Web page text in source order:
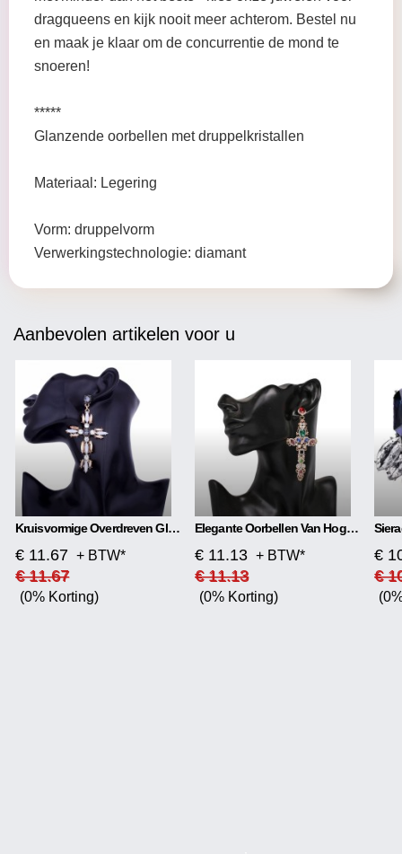
dragqueens en kijk nooit meer achterom. Bestel nu
en maak je klaar om de concurrentie de mond te
snoeren!
*****
Glanzende oorbellen met druppelkristallen
Materiaal: Legering
Vorm: druppelvorm
Verwerkingstechnologie: diamant
Aanbevolen artikelen voor u
Kruisvormige Overdreven Glanzende Oorbellen
€ 11.67 + BTW*
€ 11.67
(0% Korting)
Elegante Oorbellen Van Hoge Kwaliteit Materiaal: Glas/gekleurd Glas Soort: Oorsteker Vorm: Kruis Kleur: Goud + Kleur, Goud + Zwart, Zilver + Kleur, Zilver + Zwart
€ 11.13 + BTW*
€ 11.13
(0% Korting)
€
€